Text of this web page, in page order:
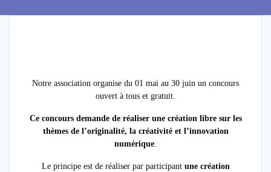
Notre association organise du 01 mai au 30 juin un concours
ouvert à tous et gratuit.
Ce concours demande de réaliser une création libre sur les
thèmes de l’originalité, la créativité et l’innovation
numérique.
Le principe est de réaliser par participant une création